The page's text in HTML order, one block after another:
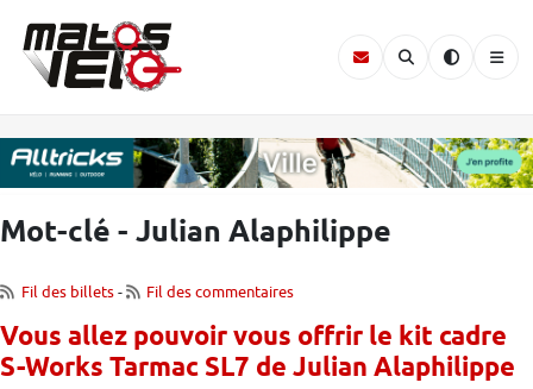
Mot-clé - Julian Alaphilippe
Fil des billets- Fil des commentaires
Vous allez pouvoir vous offrir le kit cadre
S-Works Tarmac SL7 de Julian Alaphilippe